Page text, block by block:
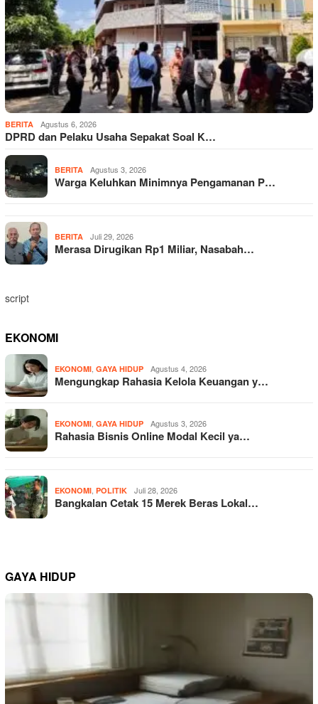
BERITA Agustus 6, 2026
DPRD dan Pelaku Usaha Sepakat Soal K…
BERITA Agustus 3, 2026
Warga Keluhkan Minimnya Pengamanan P…
BERITA Juli 29, 2026
Merasa Dirugikan Rp1 Miliar, Nasabah…
script
EKONOMI
EKONOMI GAYA HIDUP Agustus 4, 2026
Mengungkap Rahasia Kelola Keuangan y…
EKONOMI GAYA HIDUP Agustus 3, 2026
Rahasia Bisnis Online Modal Kecil ya…
EKONOMI POLITIK Juli 28, 2026
Bangkalan Cetak 15 Merek Beras Lokal…
GAYA HIDUP